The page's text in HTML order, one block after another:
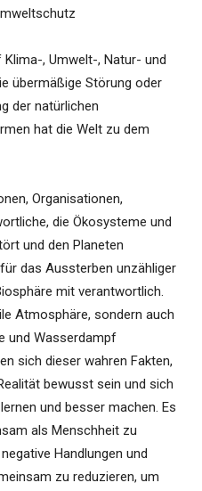
, Umwelt-, Natur- und
übermäßige Störung oder
der natürlichen
hat die Welt zu dem
Organisationen,
die Ökosysteme und
und den Planeten
das Aussterben unzähliger
mit verantwortlich.
Atmosphäre, sondern auch
und Wasserdampf
sich dieser wahren Fakten,
bewusst sein und sich
und besser machen. Es
als Menschheit zu
Handlungen und
zu reduzieren, um